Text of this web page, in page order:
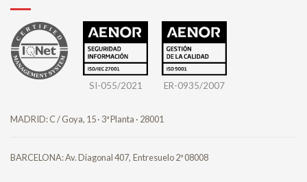
SI-055/2021 ER-0935/2007
MADRID: C / Goya, 15 · 3ª Planta · 28001
BARCELONA: Av. Diagonal 407, Entresuelo 2ª 08008